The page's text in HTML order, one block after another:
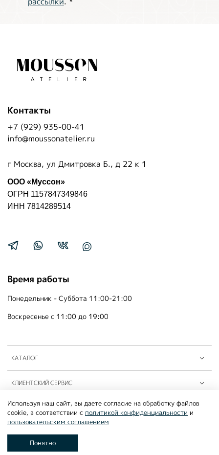
КАТАЛОГ
КЛИЕНТСКИЙ СЕРВИС
ПАРТНЁРЫ B2B
Время работы
Понедельник - Суббота 11:00-21:00
Воскресенье с 11:00 до 19:00
Контакты
+7 (929) 935-00-41
info@moussonatelier.ru
г Москва, ул Дмитровка Б., д 22 к 1
ООО «Муссон»
ОГРН 1157847349846
ИНН 7814289514
©2026MOUSSON ATELIER
Используя наш сайт, вы даете согласие на обработку файлов
cookie, в соответствии с политикой конфиденциальности и
пользовательским соглашением
Понятно